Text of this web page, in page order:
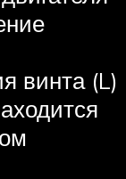
винта (L)